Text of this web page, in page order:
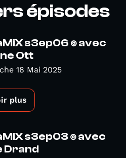
épisodes
s3ep06 ๏ avec
Ott
18 Mai 2025
plus
s3ep03 ๏ avec
Drand